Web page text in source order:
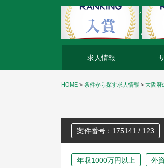
外資系企業の転職・キャリア転職
求人情報
HOME > 条件から探す求人情報 > 大阪府
案件番号：175141 / 123
年収1000万円以上 外